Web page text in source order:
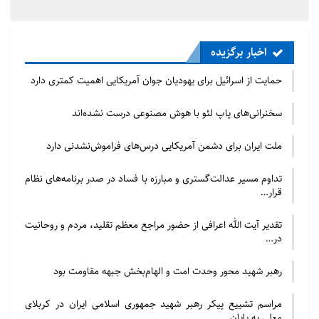
کمتری دارد
2026/07/23 - 09:21
سخنرانی‌های پاپ لئو با هوش مصنوعی درست نشده‌اند
2026/07/23 - 08:46
دیو چو بیرون رود فرشته در آید
دیو چو بیرون رود فرشته در آید
بگذرد این روزگاره تلخ تر از تلخ
بار دگر روزگار چون شکر آید
بگذرد این روزگار تلخ تر از تلخ
اخبار برگزیده
حمایت از اسرائیل برای یهودیان جوان آمریکایی اهمیت کمتری دارد
سخنرانی‌های پاپ لئو با هوش مصنوعی درست نشده‌اند
ملت ایران برای دشمن آمریکایی درس‌های فراموش‌نشدنی دارد
تداوم مسیر عدالت‌گستری و مبارزه با فساد در صدر برنامه‌های نظام
قرار…
تقدیر آیت الله اعرافی از حضور مراجع معظم تقلید، مردم و روحانیت
در…
رهبر شهید محور وحدت امت و الهام‌بخش جبهه مقاومت بود
مراسم تشییع پیکر رهبر شهید جمهوری اسلامی ایران در کربلای